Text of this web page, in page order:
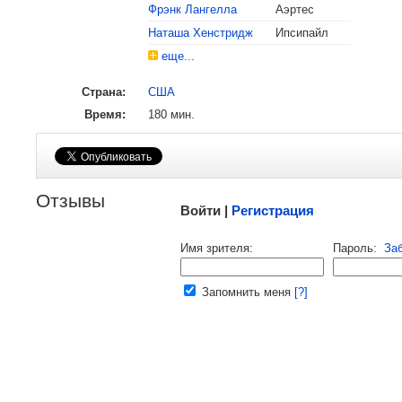
Фрэнк Лангелла
Аэртес
Наташа Хенстридж
Ипсипайл
еще...
Страна:
США
Время:
180 мин.
Отзывы Войти | Регистрация
Имя зрителя: Пароль:
Запомнить меня [?]